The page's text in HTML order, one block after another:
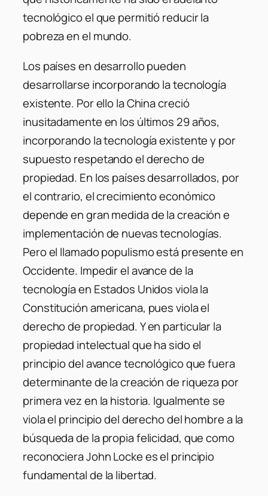
tecnológico el que permitió reducir la
pobreza en el mundo.
Los países en desarrollo pueden
desarrollarse incorporando la tecnología
existente. Por ello la China creció
inusitadamente en los últimos 29 años,
incorporando la tecnología existente y por
supuesto respetando el derecho de
propiedad. En los países desarrollados, por
el contrario, el crecimiento económico
depende en gran medida de la creación e
implementación de nuevas tecnologías.
Pero el llamado populismo está presente en
Occidente. Impedir el avance de la
tecnología en Estados Unidos viola la
Constitución americana, pues viola el
derecho de propiedad. Y en particular la
propiedad intelectual que ha sido el
principio del avance tecnológico que fuera
determinante de la creación de riqueza por
primera vez en la historia. Igualmente se
viola el principio del derecho del hombre a la
búsqueda de la propia felicidad, que como
reconociera John Locke es el principio
fundamental de la libertad.